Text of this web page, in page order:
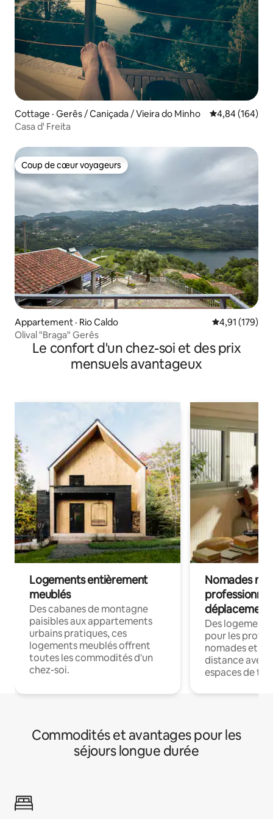
Cottage · Gerês / Caniçada / Vieira do Minho Note
4,84 (164)
Casa d' Freita
Coup de cœur voyageurs
Coup de cœur voyageurs
Appartement · Rio Caldo Note
4,91 (179)
Olival "Braga" Gerês
Le confort d'un chez-soi et des prix
mensuels avantageux
Logements entièrement
meublés
Des cabanes de montagne
paisibles aux appartements
urbains pratiques, ces
logements meublés offrent
toutes les commodités d'un
chez-soi.
Nomades
déplacement
Des
pour les
nomades et
distance avec
espaces de
Commodités et avantages pour les
séjours longue durée